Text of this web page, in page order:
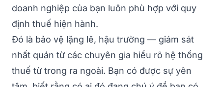
doanh nghiệp của bạn luôn phù hợp với quy
định thuế hiện hành.
Đó là bảo vệ lặng lẽ, hậu trường — giám sát
nhất quán từ các chuyên gia hiểu rõ hệ thống
thuế từ trong ra ngoài. Bạn có được sự yên